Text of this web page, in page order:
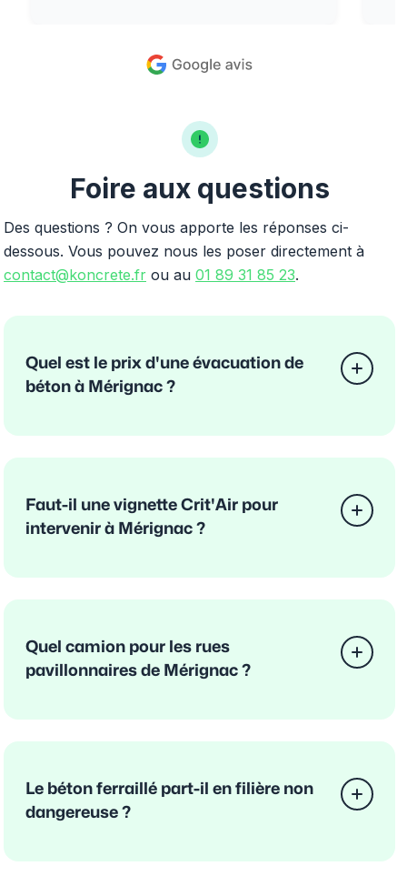
Foire aux questions
Des questions ? On vous apporte les réponses ci-
dessous. Vous pouvez nous les poser directement à
contact@koncrete.fr ou au 01 89 31 85 23.
Quel est le prix d'une évacuation de
béton à Mérignac ?
Faut-il une vignette Crit'Air pour
intervenir à Mérignac ?
Quel camion pour les rues
pavillonnaires de Mérignac ?
Le béton ferraillé part-il en filière non
dangereuse ?